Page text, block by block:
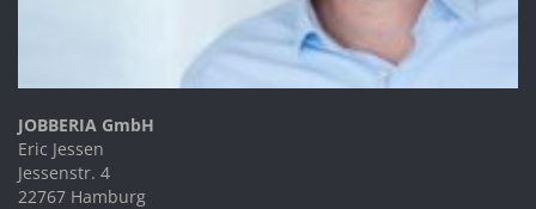
JOBBERIA GmbH
Eric Jessen
Jessenstr. 4
22767 Hamburg